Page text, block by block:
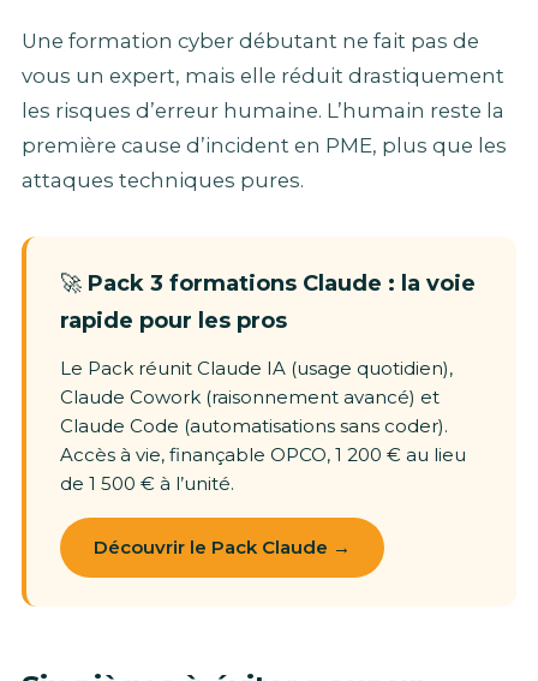
Une formation cyber débutant ne fait pas de
vous un expert, mais elle réduit drastiquement
les risques d’erreur humaine. L’humain reste la
première cause d’incident en PME, plus que les
attaques techniques pures.
🚀 Pack 3 formations Claude : la voie
rapide pour les pros
Le Pack réunit Claude IA (usage quotidien),
Claude Cowork (raisonnement avancé) et
Claude Code (automatisations sans coder).
Accès à vie, finançable OPCO, 1 200 € au lieu
de 1 500 € à l’unité.
Découvrir le Pack Claude →